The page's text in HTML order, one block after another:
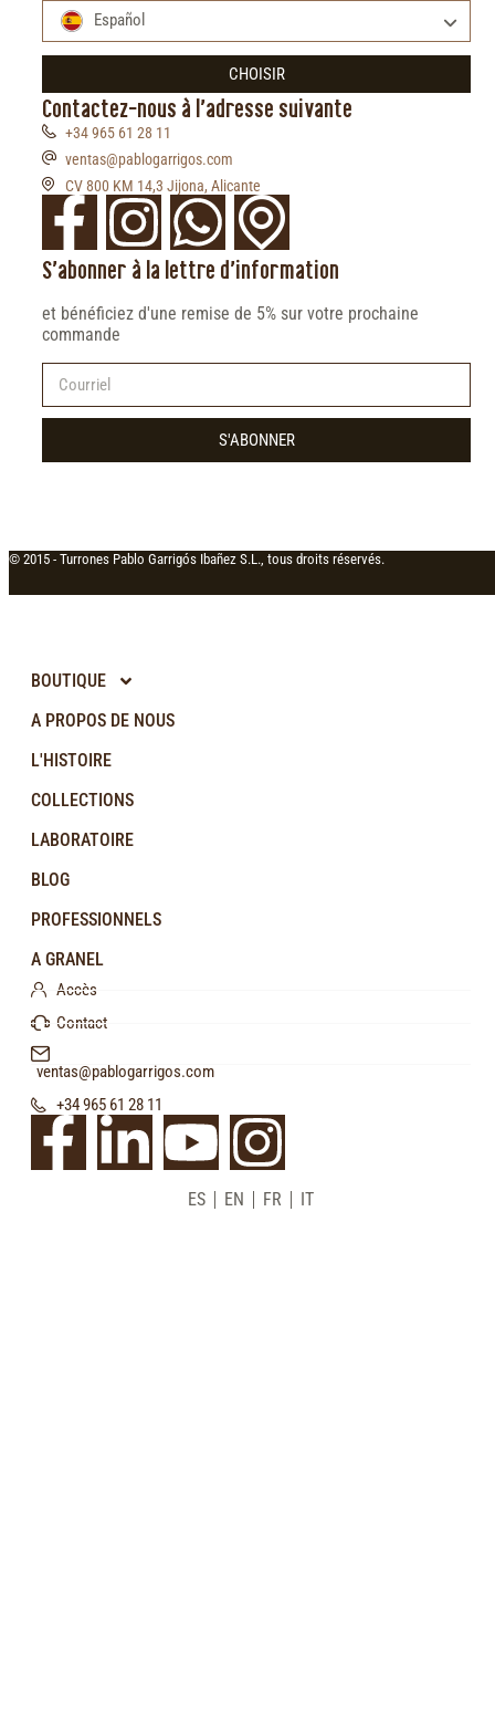
Español
CHOISIR
Contactez-nous à l'adresse suivante
+34 965 61 28 11
ventas@pablogarrigos.com
CV 800 KM 14,3 Jijona, Alicante
S'abonner à la lettre d'information
et bénéficiez d'une remise de 5% sur votre prochaine
commande
S'ABONNER
© 2015 - Turrones Pablo Garrigós Ibañez S.L., tous droits réservés.
BOUTIQUE
A PROPOS DE NOUS
L'HISTOIRE
COLLECTIONS
LABORATOIRE
BLOG
PROFESSIONNELS
A GRANEL
Accès
Contact
ventas@pablogarrigos.com
+34 965 61 28 11
ES EN FR IT